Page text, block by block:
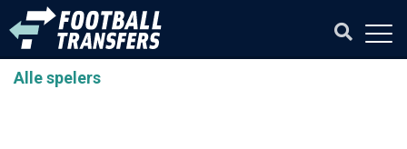
Alle spelers